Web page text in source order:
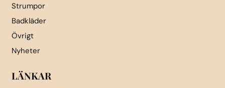
Strumpor
Badkläder
Övrigt
Nyheter
LÄNKAR